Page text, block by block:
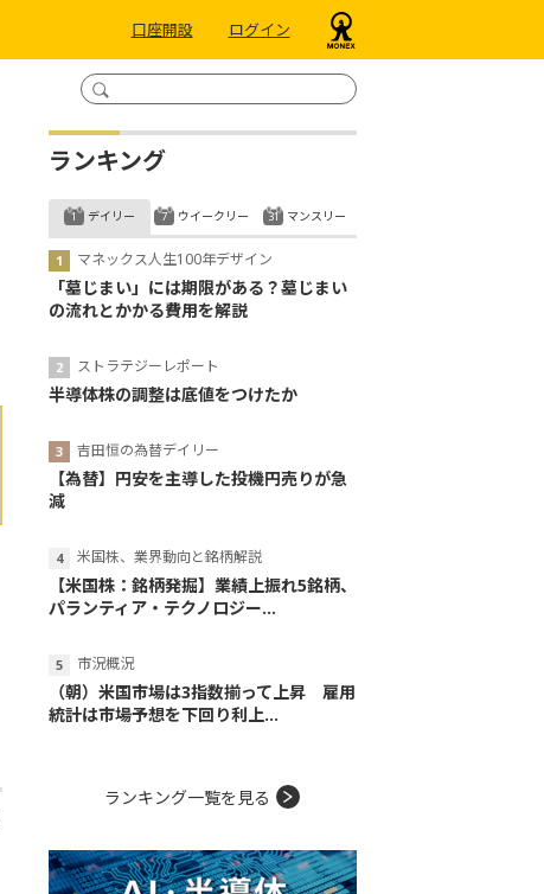
口座開設 ログイン
ランキング
デイリー
マネックス人生100年デザイン
「墓じまい」には期限がある？墓じまい
の流れとかかる費用を解説
ストラテジーレポート
半導体株の調整は底値をつけたか
吉田恒の為替デイリー
【為替】円安を主導した投機円売りが急
減
米国株、業界動向と銘柄解説
【米国株：銘柄発掘】業績上振れ5銘柄、
パランティア・テクノロジー...
市況概況
（朝）米国市場は3指数揃って上昇 雇用
統計は市場予想を下回り利上...
ウイークリー マンスリー
ランキング一覧を見る